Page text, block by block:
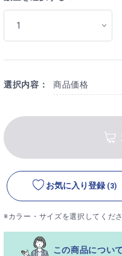
選択内容： 商品価格
お気に入り登録 (3)
※カラー・サイズを選択してくだ
この商品につい